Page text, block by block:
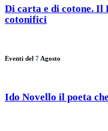
Di carta e di cotone. Il
cotonifici
Eventi del 7 Agosto
Ido Novello il poeta